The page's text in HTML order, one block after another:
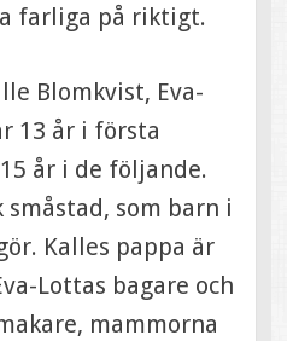
farliga på riktigt.
Blomkvist, Eva-
13 år i första
år i de följande.
som barn i
Kalles pappa är
Lottas bagare och
mammorna